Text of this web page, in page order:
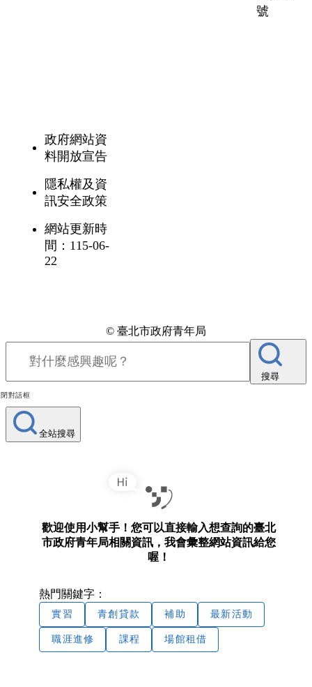
號
政府網站資
料開放宣告
隱私權及資
訊安全政策
網站更新時
間：115-06-
22
© 臺北市政府青年局
搜尋
對話框
全站搜尋
歡迎使用小幫手！您可以直接輸入想查詢的臺北
市政府青年局相關資訊，我會彙整網站資訊給您
喔！
熱門關鍵字：
實習 青創貸款 補助 最新活動
職涯進修 課程 場館租借